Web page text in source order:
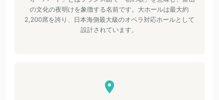
の文化の夜明けを象徴する名前です。大ホールは最大約
2,200席を誇り、日本海側最大級のオペラ対応ホールとして
設計されています。